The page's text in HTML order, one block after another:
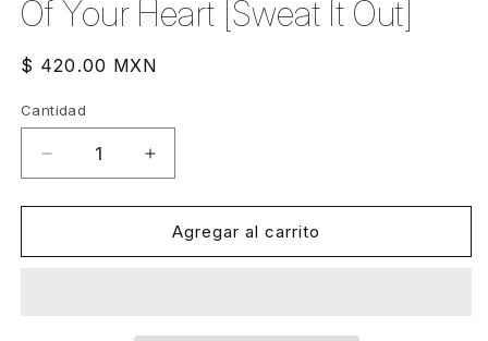
ventana
modal
Of Your Heart [Sweat It Out]
Precio
$ 420.00 MXN
Cantidad
Cantidad
Reducir
cantidad
para
Disco
Aumentar
cantidad
para
Purple
Disco
Agregar al carrito